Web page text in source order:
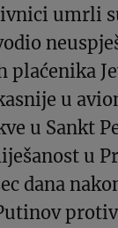
umrli
plaćenika
u
u Sankt
u
dana